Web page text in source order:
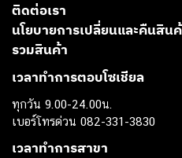
ติดต่อเรา
นโยบายการเปลี่ยนและคืนสิน
รวมสินค้า
เวลาทำการตอบโซเชียล
ทุกวัน 9.00-24.00น.
เบอร์โทรด่วน 082-331-3830
เวลาทำการสาขา